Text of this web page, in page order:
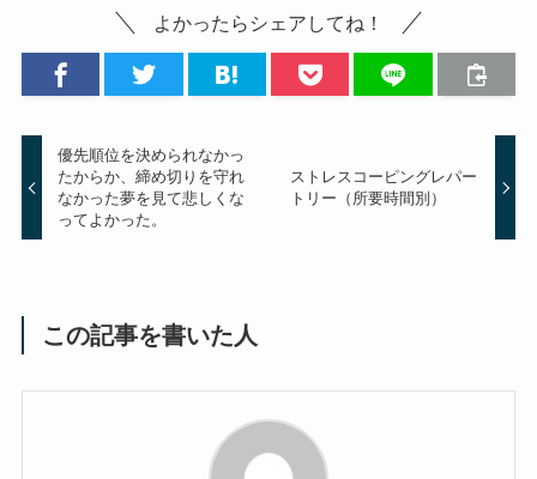
よかったらシェアしてね！
優先順位を決められなかっ
たからか、締め切りを守れ
なかった夢を見て悲しくな
ってよかった。
ストレスコーピングレパー
トリー（所要時間別）
この記事を書いた人